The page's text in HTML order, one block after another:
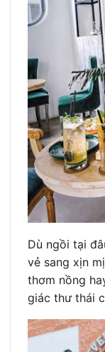
Dù ngồi tại
vẻ sang xịn
thơm nồng
giác thư thái